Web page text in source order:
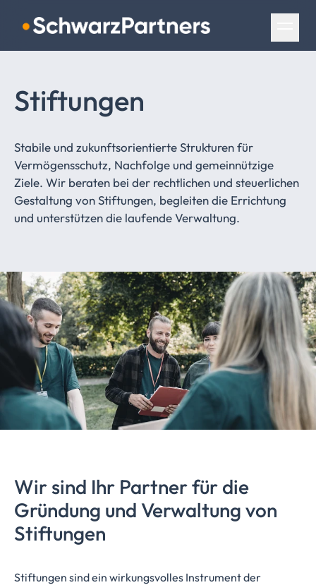
Navigation überspringen
Stiftungen
Stabile und zukunftsorientierte Strukturen für
Vermögensschutz, Nachfolge und gemeinnützige
Ziele. Wir beraten bei der rechtlichen und steuerlichen
Gestaltung von Stiftungen, begleiten die Errichtung
und unterstützen die laufende Verwaltung.
Wir sind Ihr Partner für die
Gründung und Verwaltung von
Stiftungen
Stiftungen sind ein wirkungsvolles Instrument der